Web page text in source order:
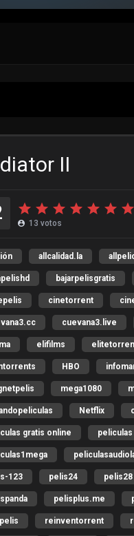
II
13 votos
allcalidad.la
bajarpelisgratis
cinetorrent
cuevana3.live
elifilms
HBO
mega1080
Netflix
gratis online
123 pelis24 pelis28
pelisplus.me
reinventorrent